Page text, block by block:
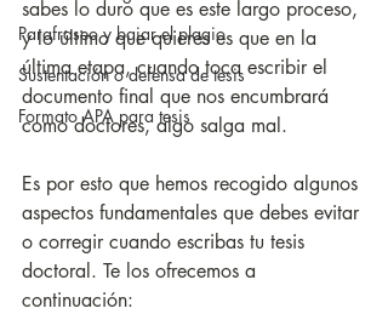
Parafraseo y bajar el plagio
Sustentación o defensa de tesis
Formato APA para tesis
sabes lo duro que es este largo proceso,
y lo último que quieres es que en la
última etapa, cuando toca escribir el
documento final que nos encumbrará
como doctores, algo salga mal.
Es por esto que hemos recogido algunos
aspectos fundamentales que debes evitar
o corregir cuando escribas tu tesis
doctoral. Te los ofrecemos a
continuación: